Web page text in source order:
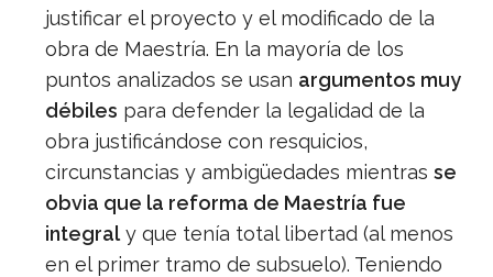
justificar el proyecto y el modificado de la
obra de Maestría. En la mayoría de los
puntos analizados se usan argumentos muy
débiles para defender la legalidad de la
obra justificándose con resquicios,
circunstancias y ambigüedades mientras se
obvia que la reforma de Maestría fue
integraly que tenía total libertad (al menos
en el primer tramo de subsuelo). Teniendo